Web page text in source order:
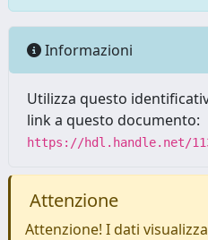
Informazioni
Utilizza questo
link a questo documento:
https://hdl.handle.net/
Attenzione
Attenzione! I dati